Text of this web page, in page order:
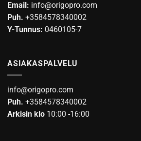
Email: info@origopro.com
Puh. +3584578340002
Y-Tunnus: 0460105-7
ASIAKASPALVELU
info@origopro.com
Puh. +3584578340002
Arkisin klo 10:00 -16:00